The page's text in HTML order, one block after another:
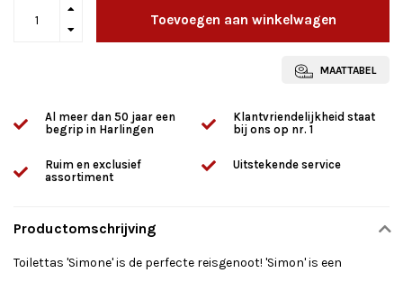
Toevoegen aan winkelwagen
MAATTABEL
Al meer dan 50 jaar een
begrip in Harlingen
Klantvriendelijkheid staat
bij ons op nr. 1
Ruim en exclusief
assortiment
Uitstekende service
Productomschrijving
Toilettas 'Simone' is de perfecte reisgenoot! 'Simon' is een